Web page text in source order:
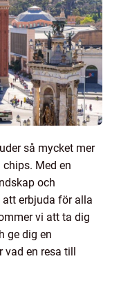
så mycket mer
Med en
och
erbjuda för alla
vi att ta dig
ge dig en
vad en resa till